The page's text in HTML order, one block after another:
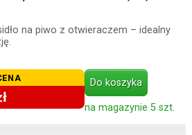
na piwo z otwieraczem – idealny
Do koszyka
na magazynie 5 szt.